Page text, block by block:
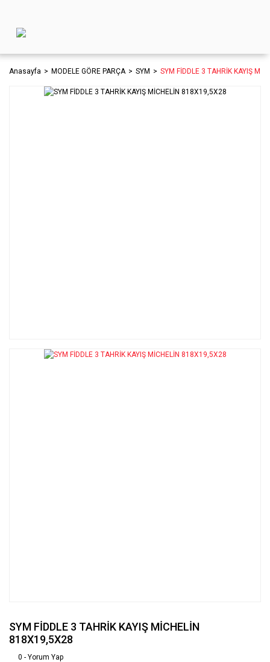
Anasayfa MODELE GÖRE PARÇA SYM SYM FİDDLE 3 TAHRİK KAYIŞ
SYM FİDDLE 3 TAHRİK KAYIŞ MİCHELİN
818X19,5X28
0 - Yorum Yap